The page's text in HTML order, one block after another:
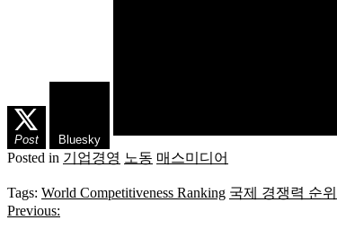
Post Bluesky
Posted in 기업경영 노동 매스미디어
Tags: World Competitiveness Ranking 국제 경쟁력 순위
글
Previous: